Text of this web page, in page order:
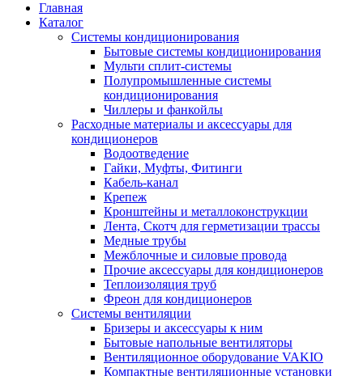
Главная
Каталог
Системы кондиционирования
Бытовые системы кондиционирования
Мульти сплит-системы
Полупромышленные системы
кондиционирования
Чиллеры и фанкойлы
Расходные материалы и аксессуары для
кондиционеров
Водоотведение
Гайки, Муфты, Фитинги
Кабель-канал
Крепеж
Кронштейны и металлоконструкции
Лента, Скотч для герметизации трассы
Медные трубы
Межблочные и силовые провода
Прочие аксессуары для кондиционеров
Теплоизоляция труб
Фреон для кондиционеров
Системы вентиляции
Бризеры и аксессуары к ним
Бытовые напольные вентиляторы
Вентиляционное оборудование VAKIO
Компактные вентиляционные установки